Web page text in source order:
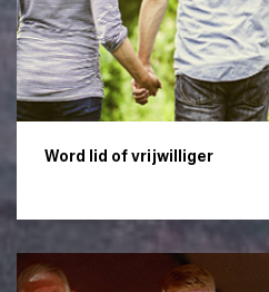
Word lid of vrijwilliger